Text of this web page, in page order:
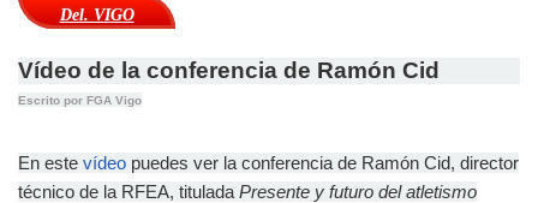
Del. VIGO
Vídeo de la conferencia de Ramón Cid
Escrito por FGA Vigo
En este vídeo puedes ver la conferencia de Ramón Cid, director
técnico de la RFEA, titulada Presente y futuro del atletismo